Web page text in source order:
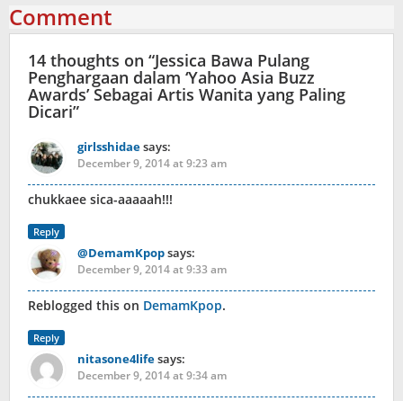
Comment
14 thoughts on “Jessica Bawa Pulang
Penghargaan dalam ‘Yahoo Asia Buzz
Awards’ Sebagai Artis Wanita yang Paling
Dicari”
girlsshidaesays:
December 9, 2014 at 9:23 am
chukkaee sica-aaaaah!!!
Reply
@DemamKpopsays:
December 9, 2014 at 9:33 am
Reblogged this on DemamKpop.
Reply
nitasone4lifesays:
December 9, 2014 at 9:34 am